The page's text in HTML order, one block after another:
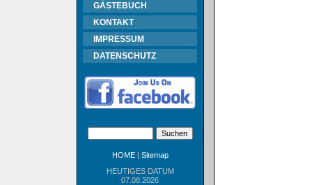
GÄSTEBUCH
KONTAKT
IMPRESSUM
DATENSCHUTZ
HOME| Sitemap
HEUTIGES DATUM
07.08.2026